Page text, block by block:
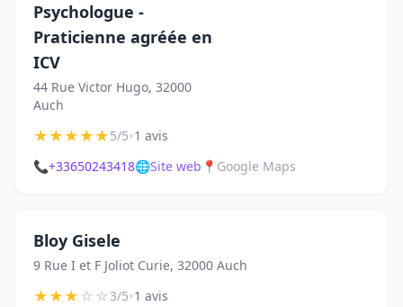
Psychologue -
Praticienne agréée en
ICV
44 Rue Victor Hugo, 32000
Auch
★★★★★5/5•1 avis
📞+33650243418🌐Site web 📍 Google Maps
Bloy Gisele
9 Rue I et F Joliot Curie, 32000 Auch
★★★☆☆3/5•1 avis